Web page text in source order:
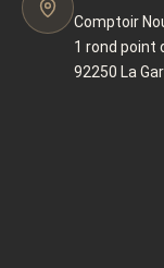
Comptoir
1 rond point
92250 La